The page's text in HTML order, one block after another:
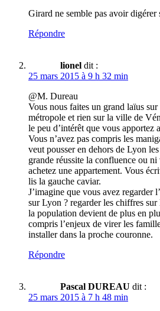
Girard ne semble pas avoir digérer
Répondre
lionel dit :
25 mars 2015 à 9 h 32 min
@M. Dureau
Vous nous faites un grand laïus
métropole et rien sur la ville de
le peu d’intérêt que vous apportez
Vous n’avez pas compris les
veut pousser en dehors de Lyon
grande réussite la confluence ou
achetez une appartement. Vous
lis la gauche caviar.
J’imagine que vous avez regarder
sur Lyon ? regarder les chiffres
la population devient de plus en
compris l’enjeux de virer les
installer dans la proche couronne.
Répondre
Pascal DUREAU dit :
25 mars 2015 à 7 h 48 min